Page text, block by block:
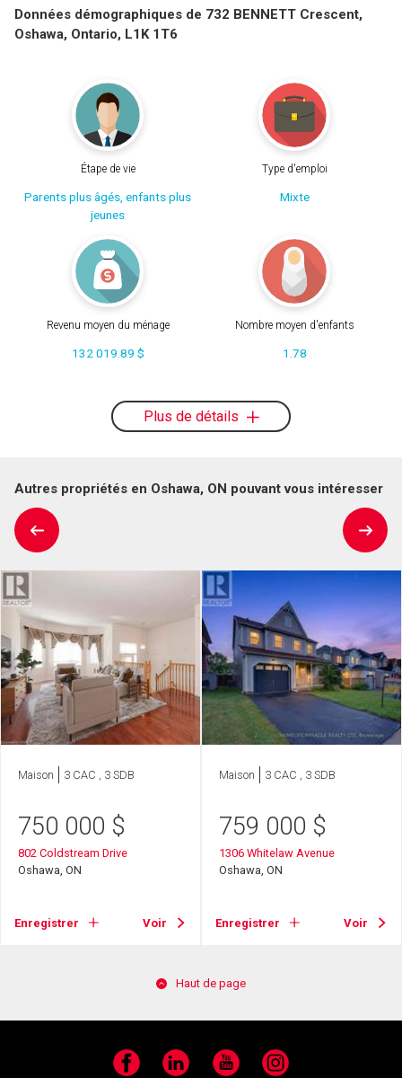
Données démographiques de 732 BENNETT Crescent,
Oshawa, Ontario, L1K 1T6
Étape de vie
Parents plus âgés, enfants plus
jeunes
Type d'emploi
Mixte
Revenu moyen du ménage
132 019.89 $
Nombre moyen d'enfants
1.78
Plus de détails
Autres propriétés en Oshawa, ON pouvant vous intéresser
Maison 3 CAC , 3 SDB
750 000 $
802 Coldstream Drive
Oshawa, ON
Enregistrer Voir
Maison 3 CAC , 3 SDB
759 000 $
1306 Whitelaw Avenue
Oshawa, ON
Enregistrer Voir
Haut de page
Facebook LinkedIn YouTube Instagram